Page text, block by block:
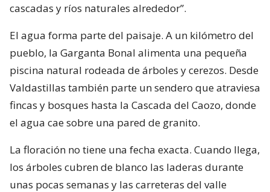
cascadas y ríos naturales alrededor”.
El agua forma parte del paisaje. A un kilómetro del
pueblo, la Garganta Bonal alimenta una pequeña
piscina natural rodeada de árboles y cerezos. Desde
Valdastillas también parte un sendero que atraviesa
fincas y bosques hasta la Cascada del Caozo, donde
el agua cae sobre una pared de granito.
La floración no tiene una fecha exacta. Cuando llega,
los árboles cubren de blanco las laderas durante
unas pocas semanas y las carreteras del valle